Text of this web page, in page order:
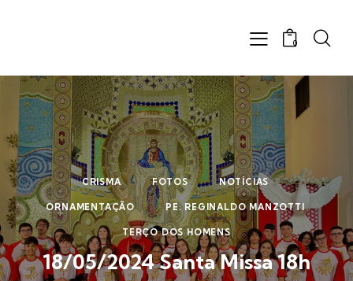
0
CRISMA FOTOS NOTÍCIAS
ORNAMENTAÇÃO PE. REGINALDO MANZOTTI
TERÇO DOS HOMENS
18/05/2024 Santa Missa 18h